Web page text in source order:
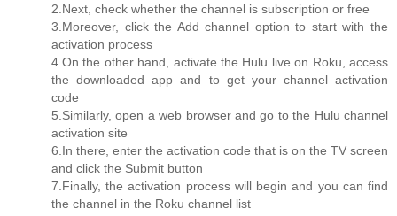
2.Next, check whether the channel is subscription or free
3.Moreover, click the Add channel option to start with the
activation process
4.On the other hand, activate the Hulu live on Roku, access
the downloaded app and to get your channel activation
code
5.Similarly, open a web browser and go to the Hulu channel
activation site
6.In there, enter the activation code that is on the TV screen
and click the Submit button
7.Finally, the activation process will begin and you can find
the channel in the Roku channel list